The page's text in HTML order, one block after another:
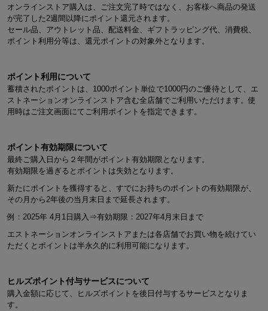
オンラインストア購入は、ご注文完了時ではなく、お客様へ商品の発送
が完了した2週間以降にポイント還元されます。
セール品、アウトレット品、配送料金、ギフトラッピング代、消費税、
ポイント利用分等は、還元ポイントの対象外となります。
ポイント利用について
蓄積されたポイントは、1000ポイント単位で1000円のご優待として、エ
ストネーションオンラインストア含む全店舗でご利用いただけます。使
用時はご注文画面にてご利用ポイントを指定できます。
ポイント有効期限について
最終ご購入日から２年間がポイント有効期限となります。
有効期限を過ぎるとポイントは失効となります。
新たにポイントを獲得すると、すでにお持ちのポイントの有効期限が、
その月から2年後の当月末日まで延長されます。
例：2025年 4月1日購入⇒有効期限：2027年4月末日まで
エストネーションオンラインストアまたは各店舗でお買い物を続けてい
ただくとポイントは半永久的に利用可能になります。
ヒルズポイント付与サービスについて
購入金額に応じて、ヒルズポイントを後日付与するサービスとなりま
す。